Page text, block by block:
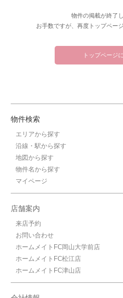
物件の掲載が終了
お手数ですが、再度トップペー
トップページ
物件検索
エリアから探す
沿線・駅から探す
地図から探す
物件名から探す
マイページ
店舗案内
来店予約
お問い合わせ
ホームメイトFC岡山大学前店
ホームメイトFC松江店
ホームメイトFC津山店